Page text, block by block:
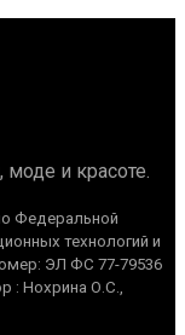
и красоте.
Федеральной
технологий и
ЭЛ ФС 77-79536
: Нохрина О.С.,